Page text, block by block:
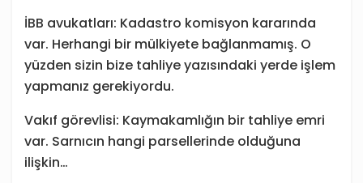
İBB avukatları: Kadastro komisyon kararında
var. Herhangi bir mülkiyete bağlanmamış. O
yüzden sizin bize tahliye yazısındaki yerde işlem
yapmanız gerekiyordu.
Vakıf görevlisi: Kaymakamlığın bir tahliye emri
var. Sarnıcın hangi parsellerinde olduğuna
ilişkin…